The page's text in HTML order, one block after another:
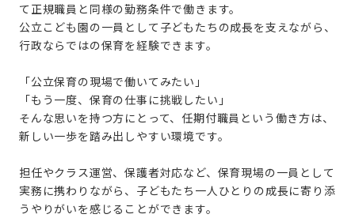
て正規職員と同様の勤務条件で働きます。
公立こども園の一員として子どもたちの成長を支えながら、
行政ならではの保育を経験できます。
「公立保育の現場で働いてみたい」
「もう一度、保育の仕事に挑戦したい」
そんな思いを持つ方にとって、任期付職員という働き方は、
新しい一歩を踏み出しやすい環境です。
担任やクラス運営、保護者対応など、保育現場の一員として
実務に携わりながら、子どもたち一人ひとりの成長に寄り添
うやりがいを感じることができます。